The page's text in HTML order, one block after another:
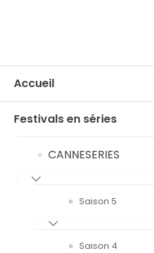
Accueil
Festivals en séries
CANNESERIES
Saison 5
Saison 4